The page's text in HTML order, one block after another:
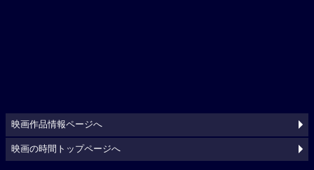
映画作品情報ページへ
映画の時間トップページへ